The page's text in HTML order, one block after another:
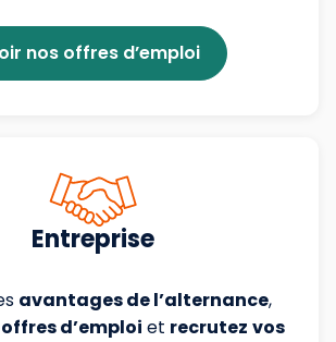
nos offres d’emploi
Entreprise
avantages de l’alternance,
d’emploi et recrutez vos